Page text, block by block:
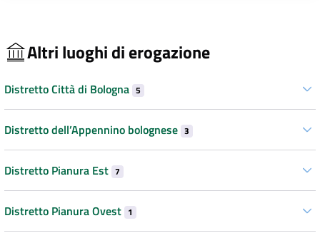
Altri luoghi di erogazione
Distretto Città di Bologna 5
Distretto dell’Appennino bolognese 3
Distretto Pianura Est 7
Distretto Pianura Ovest 1